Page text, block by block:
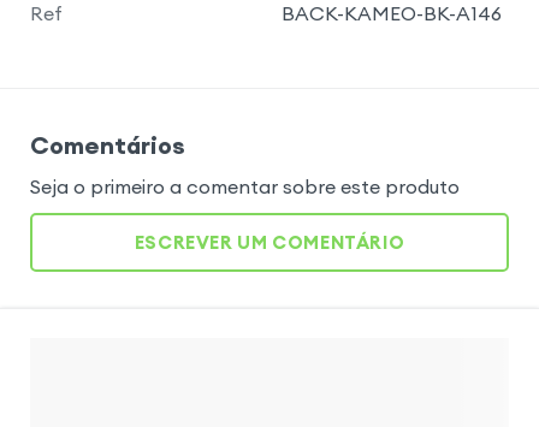
Ref BACK-KAMEO-BK-A146
Comentários
Seja o primeiro a comentar sobre este produto
ESCREVER UM COMENTÁRIO